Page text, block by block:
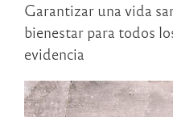
Garantizar una vida
bienestar para todos
evidencia